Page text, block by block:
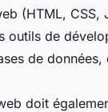
(HTML, CSS,
outils de
de données,
doit